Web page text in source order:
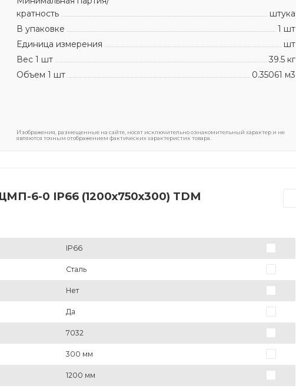
кратность
штука
В упаковке
1 шт
Единица измерения
шт
Вес 1 шт
39.5 кг
Объем 1 шт
0.35061 м3
Изображения, размещенные на сайте, носят исключительно ознакомительный характер и не
являются точным отображением фактических характеристик товара.
6-0 IP66 (1200х750х300) TDM
IP66
Сталь
Нет
Да
7032
300 мм
1200 мм